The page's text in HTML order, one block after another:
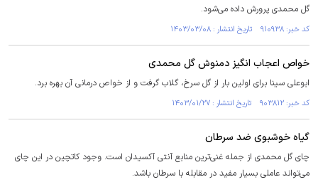
گل محمدی پرورش داده می‌شود.
کد خبر: ۹۱۰۹۳۸ تاریخ انتشار : ۱۴۰۳/۰۳/۰۸
خواص اعجاب انگیز دمنوش گل محمدی
ابوعلی سینا برای اولین بار از گل سرخ، گلاب گرفت و از خواص درمانی آن بهره برد.
کد خبر: ۹۰۳۸۱۲ تاریخ انتشار : ۱۴۰۳/۰۱/۲۷
گیاه خوشبوی ضد سرطان
چای گل محمدی از جمله غنی‌ترین منابع آنتی آکسیدان است. وجود کاتچین در این چای
می‌تواند عاملی بسیار مفید در مقابله با سرطان باشد.